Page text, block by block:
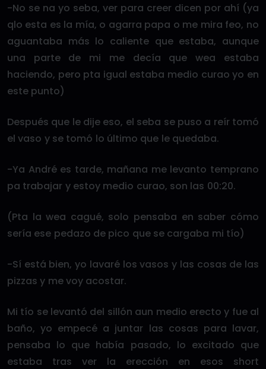
-No se na yo seba, ver para creer dicen por ahí (ya
qlo esta es la mía, o agarra papa o me mira feo, no
aguantaba más lo caliente que estaba, aunque
una parte de mi me decía que wea estaba
haciendo, pero pta igual estaba medio curao yo en
este punto)
Después que le dije eso, el seba se puso a reír tomó
el vaso y se tomó lo último que le quedaba.
-Ya André es tarde, mañana me levanto temprano
pa trabajar y estoy medio curao, son las 00:20.
(Pta la wea cagué, solo pensaba en saber cómo
sería ese pedazo de pico que se cargaba mi tío)
-Sí está bien, yo lavaré los vasos y las cosas de las
pizzas y me voy acostar.
Mi tío se levantó del sillón aun medio erecto y fue al
baño, yo empecé a juntar las cosas para lavar,
pensaba lo que había pasado, lo excitado que
estaba tras ver la erección en esos short